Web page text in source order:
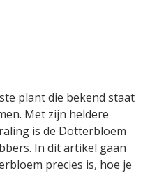
plant die bekend staat
Met zijn heldere
is de Dotterbloem
In dit artikel gaan
precies is, hoe je